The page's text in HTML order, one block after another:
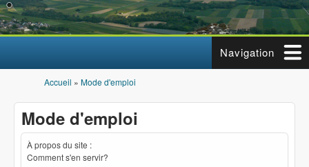
Navigation
Vous êtes ici
Accueil » Mode d'emploi
Mode d'emploi
À propos du site :
Comment s'en servir?